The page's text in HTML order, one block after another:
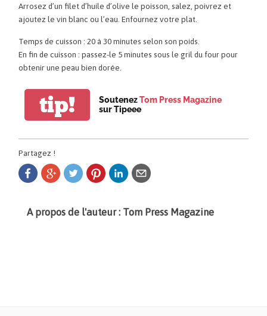
Arrosez d’un filet d’huile d’olive le poisson, salez, poivrez et
ajoutez le vin blanc ou l’eau. Enfournez votre plat.
Temps de cuisson : 20 à 30 minutes selon son poids.
En fin de cuisson : passez-le 5 minutes sous le gril du four pour
obtenir une peau bien dorée.
tip! SoutenezTom Press Magazine
sur Tipeee
Partagez !
A propos de l'auteur : Tom Press Magazine